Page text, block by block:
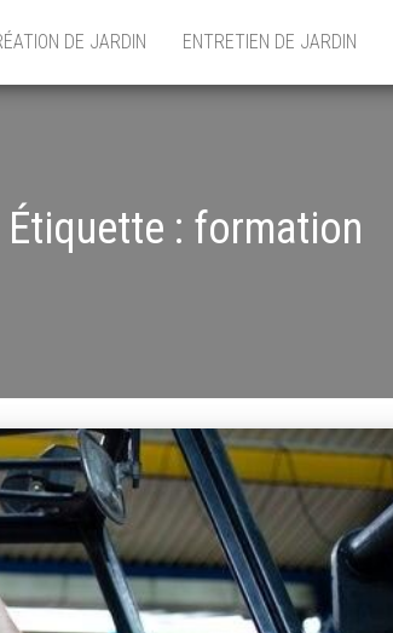
DE JARDIN ENTRETIEN DE JARDIN
Étiquette : formation